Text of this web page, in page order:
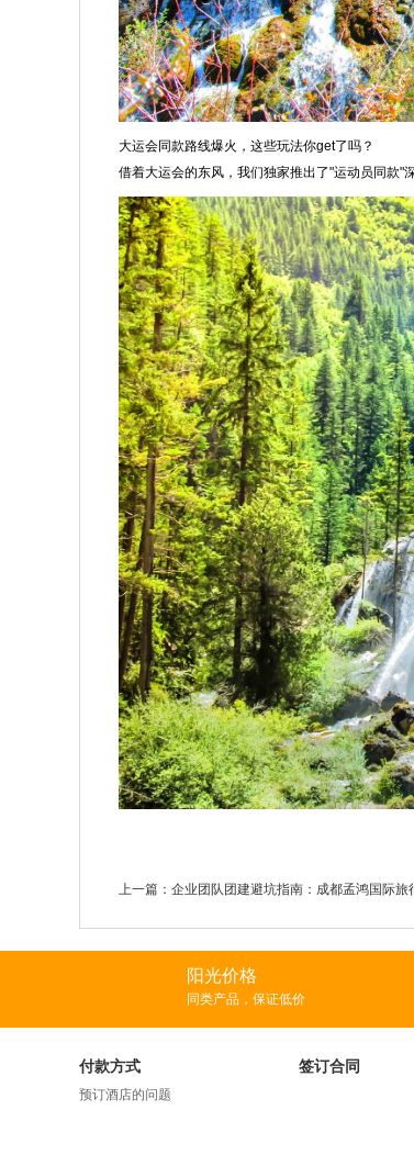
大运会同款路线爆火，这些玩法你get了吗？
借着大运会的东风，我们独家推出了"运动员同款"
上一篇： 企业团队团建避坑指南：成都孟鸿国际旅
阳光价格
同类产品，保证低价
付款方式
预订酒店的问题
签订合同